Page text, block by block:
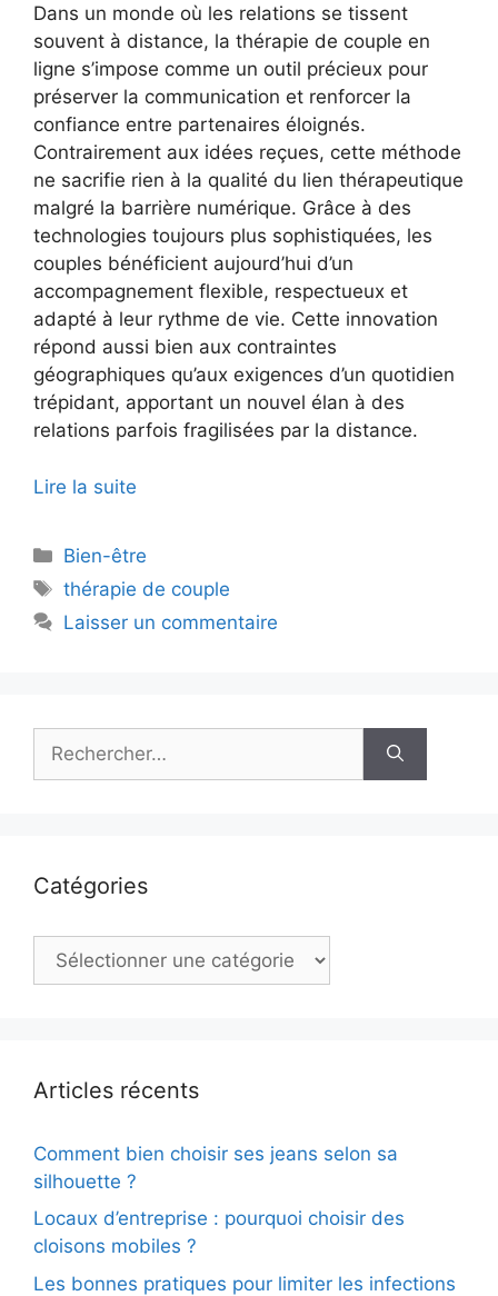
Dans un monde où les relations se tissent
souvent à distance, la thérapie de couple en
ligne s’impose comme un outil précieux pour
préserver la communication et renforcer la
confiance entre partenaires éloignés.
Contrairement aux idées reçues, cette méthode
ne sacrifie rien à la qualité du lien thérapeutique
malgré la barrière numérique. Grâce à des
technologies toujours plus sophistiquées, les
couples bénéficient aujourd’hui d’un
accompagnement flexible, respectueux et
adapté à leur rythme de vie. Cette innovation
répond aussi bien aux contraintes
géographiques qu’aux exigences d’un quotidien
trépidant, apportant un nouvel élan à des
relations parfois fragilisées par la distance.
Lire la suite
Catégories
Bien-être
Étiquettes
thérapie de couple
Laisser un commentaire
Catégories
Catégories
Articles récents
Comment bien choisir ses jeans selon sa
silhouette ?
Locaux d’entreprise : pourquoi choisir des
cloisons mobiles ?
Les bonnes pratiques pour limiter les infections